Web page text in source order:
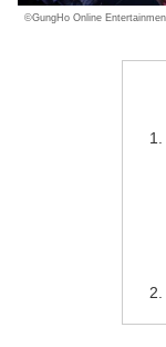
©GungHo Online